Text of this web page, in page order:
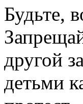
Будьте,
другой
детьми